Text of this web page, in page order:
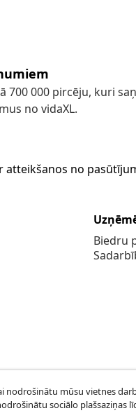
700 000 pircēju, kuri
no vidaXL.
no
Biedru
nodrošinātu mūsu vietnes
sociālo plašsaziņas